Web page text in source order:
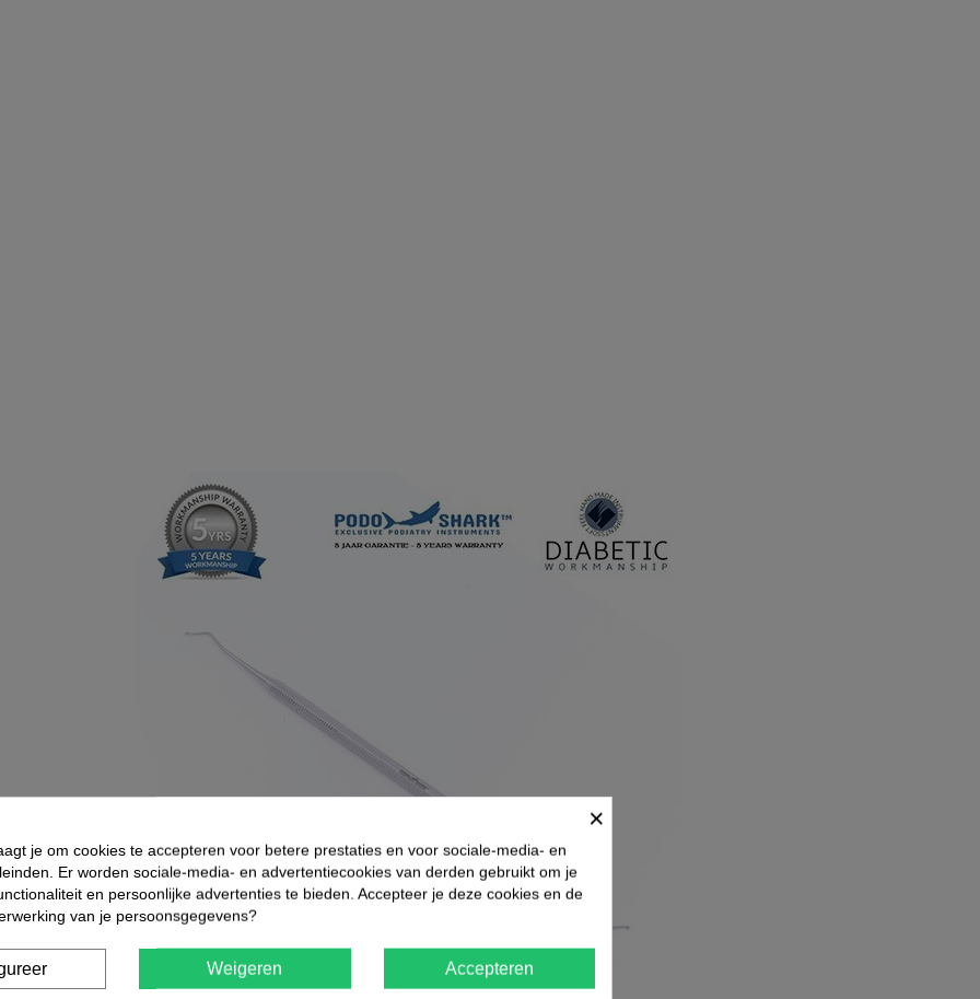
×
je om cookies te accepteren voor betere prestaties en voor sociale-media- en
Er worden sociale-media- en advertentiecookies van derden gebruikt om je
en persoonlijke advertenties te bieden. Accepteer je deze cookies en de
van je persoonsgegevens?
Weigeren Accepteren